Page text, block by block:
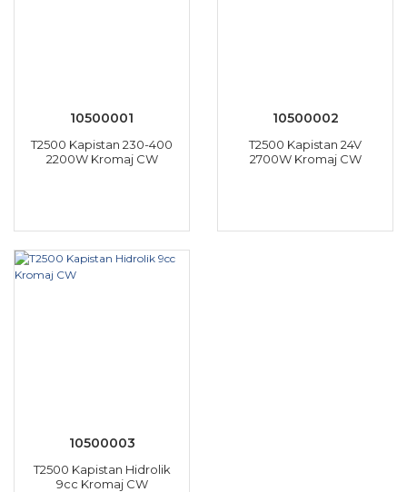
10500001
T2500 Kapistan 230-400
2200W Kromaj CW
10500002
T2500 Kapistan 24V
2700W Kromaj CW
10500003
T2500 Kapistan Hidrolik
9cc Kromaj CW